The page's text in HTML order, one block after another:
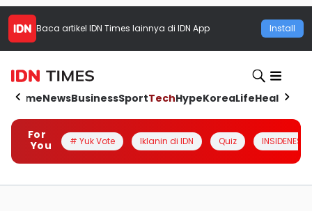
Baca artikel IDN Times lainnya di IDN App Install
HomeNewsBusinessSportTechHypeKoreaLifeHealth
For
You
# Yuk Vote Iklanin di IDN Quiz INSIDENESIA